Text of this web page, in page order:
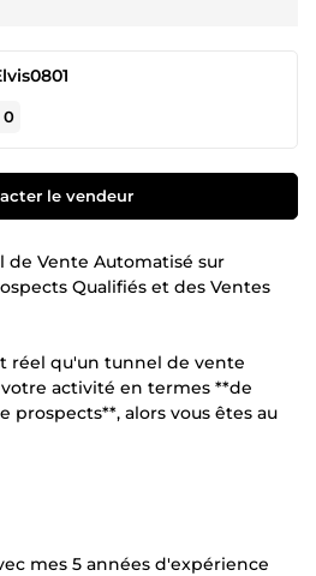
0
le vendeur
de Vente Automatisé sur
Qualifiés et des Ventes
réel qu'un tunnel de vente
activité en termes **de
prospects**, alors vous êtes au
mes 5 années d'expérience